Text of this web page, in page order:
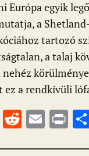
Európa egyik
a
tartozó
a talaj
nehéz
ez a rendkívüli
W R E Pr